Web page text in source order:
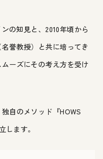
の知見と、2010年頃から
誉教授）と共に培ってき
ーズにその考え方を受け
自のメソッド『HOWS
します。